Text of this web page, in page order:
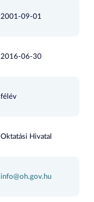
2001-09-01
2016-06-30
félév
Oktatási Hivatal
info@oh.gov.hu